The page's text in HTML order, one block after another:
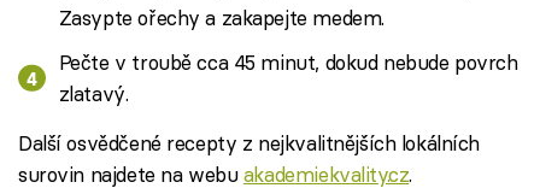
Zasypte ořechy a zakapejte medem.
Pečte v troubě cca 45 minut, dokud nebude povrch
zlatavý.
Další osvědčené recepty z nejkvalitnějších lokálních
surovin najdete na webuakademiekvality.cz.